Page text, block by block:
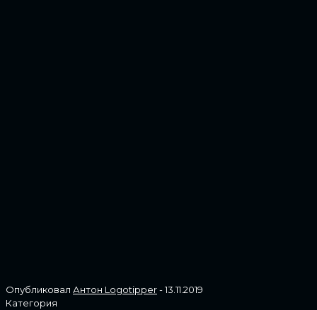
Опубликовал Антон Logotipper-13.11.2019
Категория